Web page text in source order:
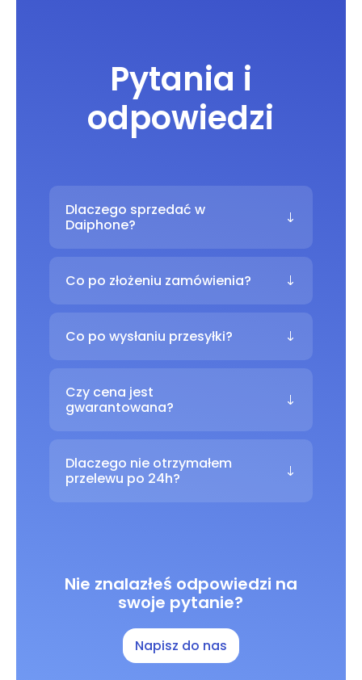
Pytania i
odpowiedzi
Dlaczego sprzedać w
Daiphone?
Co po złożeniu zamówienia?
Co po wysłaniu przesyłki?
Czy cena jest
gwarantowana?
Dlaczego nie otrzymałem
przelewu po 24h?
Nie znalazłeś odpowiedzi na
swoje pytanie?
Napisz do nas